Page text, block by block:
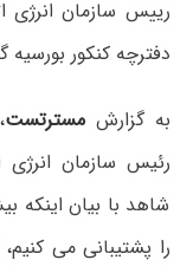
رییس سازمان انرژی
دفترچه کنکور
به گزارشمسترتست
رئیس سازمان
شاهد با بیان اینکه